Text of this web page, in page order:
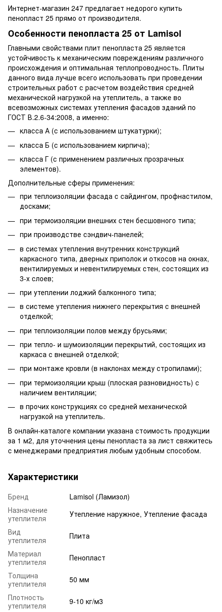
Интернет-магазин 247 предлагает недорого купить
пенопласт 25 прямо от производителя.
Особенности пенопласта 25 от Lamisol
Главными свойствами плит пенопласта 25 является
устойчивость к механическим повреждениям различного
происхождения и оптимальная теплопроводность. Плиты
данного вида лучше всего использовать при проведении
строительных работ с расчетом воздействия средней
механической нагрузкой на утеплитель, а также во
всевозможных системах утепления фасадов зданий по
ГОСТ В.2.6-34:2008, а именно:
класса А (с использованием штукатурки);
класса Б (с использованием кирпича);
класса Г (с применением различных прозрачных
элементов).
Дополнительные сферы применения:
при теплоизоляции фасада с сайдингом, профнастилом,
досками;
при термоизоляции внешних стен бесшовного типа;
при производстве сэндвич-панелей;
в системах утепления внутренних конструкций
каркасного типа, дверных приполок и откосов на окнах,
вентилируемых и невентилируемых стен, состоящих из
3-х слоев;
при утеплении лоджий балконного типа;
в системе утепления нижнего перекрытия с внешней
отделкой;
при теплоизоляции полов между брусьями;
при тепло- и шумоизоляции перекрытий, состоящих из
каркаса с внешней отделкой;
при монтаже кровли (в наклонах между стропилами);
при термоизоляции крыш (плоская разновидность) с
наличием вентиляции;
в прочих конструкциях со средней механической
нагрузкой на утеплитель.
В онлайн-каталоге компании указана стоимость продукции
за 1 м2, для уточнения цены пенопласта за лист свяжитесь
с менеджерами предприятия любым удобным способом.
Характеристики
Бренд
Lamisol (Ламизол)
Назначение
утеплителя
Утепление наружное, Утепление фасада
Вид
утеплителя
Плита
Материал
утеплителя
Пенопласт
Толщина
утеплителя
50 мм
Плотность
утеплителя
9-10 кг/м3